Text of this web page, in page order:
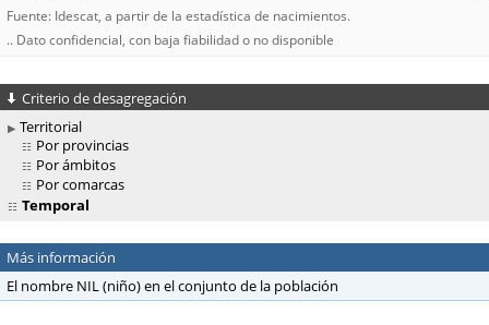
Fuente: Idescat, a partir de la estadística de nacimientos.
.. Dato confidencial, con baja fiabilidad o no disponible
Criterio de desagregación
Territorial
Por provincias
Por ámbitos
Por comarcas
Temporal
Más información
El nombre NIL (niño) en el conjunto de la población